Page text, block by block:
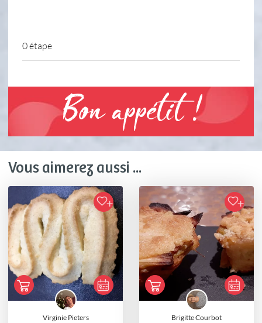
0 étape
Bon appétit !
Vous aimerez aussi ...
Virginie Pieters Brigitte Courbot